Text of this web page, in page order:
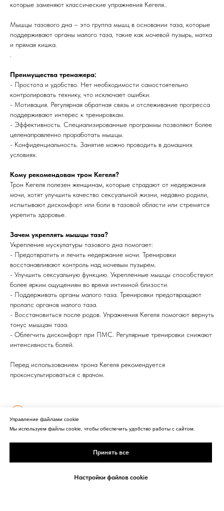
которые заменяют классические упражнения Кегеля..
Мышцы тазового дна – это группа мышц в основании таза, которые
поддерживают органы малого таза, такие как мочевой пузырь, матка
и прямая кишка.
.
Преимущества тренажера:
- Простота и удобство. Нет необходимости самостоятельно
контролировать технику, что исключает ошибки.
- Мотивация. Регулярная обратная связь и отслеживание прогресса
поддерживают интерес к тренировкам.
- Эффективность. Специализированные программы позволяют более
целенаправленно проработать мышцы.
- Конфиденциальность. Занятие можно проводить в домашних
условиях.
Кому рекомендован трон Кегеля?
Трон Кегеля полезен женщинам, которые страдают от недержания
мочи, хотят улучшить качество сексуальной жизни, недавно родили,
испытывают дискомфорт или боли в тазовой области или стремятся
укрепить здоровье.
Зачем укреплять мышцы таза?
Укрепление мускулатуры тазового дна помогает:
- Предотвратить и лечить недержание мочи. Тренировки
восстанавливают контроль над мочевым пузырем.
- Улучшить сексуальную функцию. Укрепленные мышцы способствуют
более ярким ощущениям во время интимной близости.
- Поддерживать органы малого таза. Тренировки предотвращают
пролапс органов малого таза.
- Восстановиться после родов. Упражнения Кегеля помогают вернуть
тонус мышцам таза.
- Облегчить дискомфорт при ПМС. Регулярные тренировки снижают
интенсивность болей.
Перед использованием трона Кегеля рекомендуется
проконсультироваться с врачом.
Управление файлами cookie
Мы используем файлы cookie, чтобы обеспечить удобство работы с сайтом.
Принять все
Настройки файлов cookie
"Профессиональные